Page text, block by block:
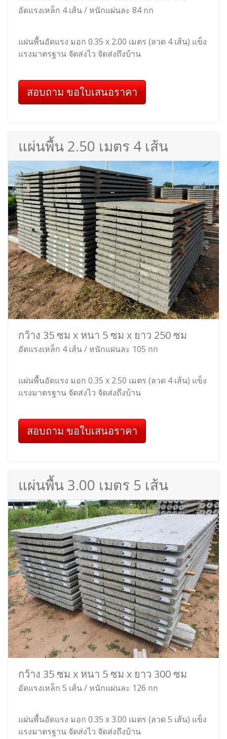
อัดแรงเหล็ก 4 เส้น / หนักแผ่นละ 84 กก
แผ่นพื้นอัดแรง มอก 0.35 x 2.00 เมตร (ลวด 4 เส้น) แข็ง
แรงมาตรฐาน จัดส่งไว จัดส่งถึงบ้าน
สอบถาม ขอใบเสนอราคา
แผ่นพื้น 2.50 เมตร 4 เส้น
กว้าง 35 ซม x หนา 5 ซม x ยาว 250 ซม
อัดแรงเหล็ก 4 เส้น / หนักแผ่นละ 105 กก
แผ่นพื้นอัดแรง มอก 0.35 x 2.50 เมตร (ลวด 4 เส้น) แข็ง
แรงมาตรฐาน จัดส่งไว จัดส่งถึงบ้าน
สอบถาม ขอใบเสนอราคา
แผ่นพื้น 3.00 เมตร 5 เส้น
กว้าง 35 ซม x หนา 5 ซม x ยาว 300 ซม
อัดแรงเหล็ก 5 เส้น / หนักแผ่นละ 126 กก
แผ่นพื้นอัดแรง มอก 0.35 x 3.00 เมตร (ลวด 5 เส้น) แข็ง
แรงมาตรฐาน จัดส่งไว จัดส่งถึงบ้าน